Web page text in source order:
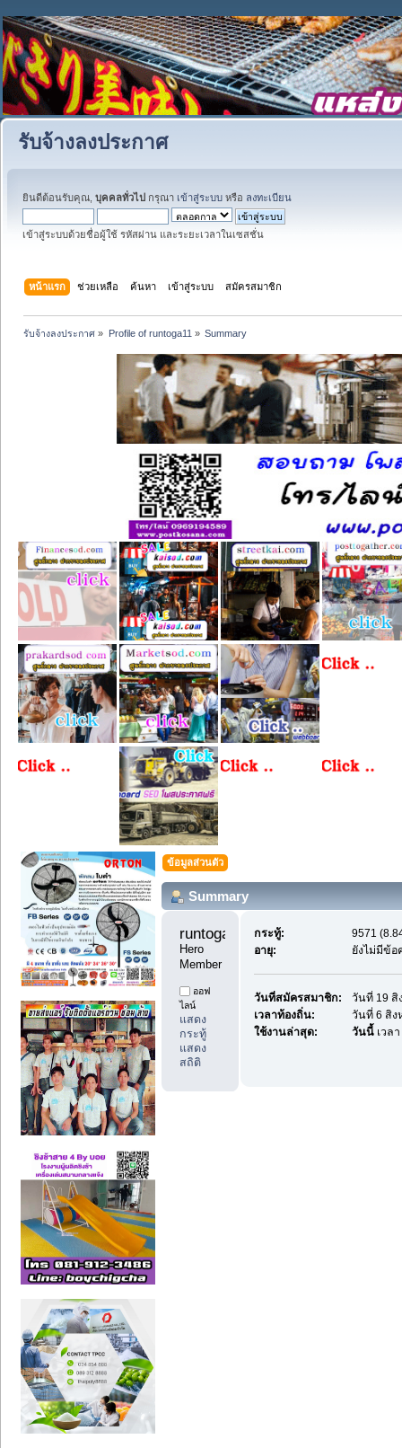
รับจ้างลงประกาศ
ยินดีต้อนรับคุณ, บุคคลทั่วไป กรุณา เข้าสู่ระบบ หรือ ลงทะเบียน
เข้าสู่ระบบด้วยชื่อผู้ใช้ รหัสผ่าน และระยะเวลาในเซสชั่น
หน้าแรก ช่วยเหลือ ค้นหา เข้าสู่ระบบ สมัครสมาชิก
รับจ้างลงประกาศ » Profile of runtoga11 » Summary
ข้อมูลส่วนตัว
Summary
Hero
Member
ออฟ
ไลน์
แสดง
กระทู้
แสดง
สถิติ
กระทู้:
9571
อายุ:
ยังไม่มีข้อ
วันที่สมัครสมาชิก:
วันที่ 19 สิ
เวลาท้องถิ่น:
วันที่ 6 สิง
ใช้งานล่าสุด:
วันนี้ เวล